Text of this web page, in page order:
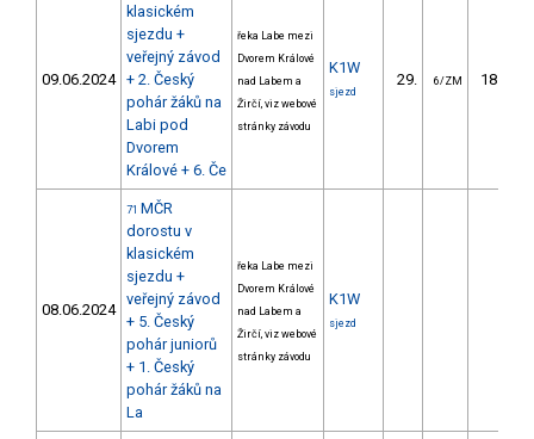
09.06.2024
klasickém
sjezdu +
veřejný závod
+ 2. Český
pohár žáků na
Labi pod
Dvorem
Králové + 6. Če
řeka Labe mezi
Dvorem Králové
nad Labem a
Žirčí, viz webové
stránky závodu
K1W
sjezd
29. 6/ZM 185.98
08.06.2024
71 MČR
dorostu v
klasickém
sjezdu +
veřejný závod
+ 5. Český
pohár juniorů
+ 1. Český
pohár žáků na
La
řeka Labe mezi
Dvorem Králové
nad Labem a
Žirčí, viz webové
stránky závodu
K1W
sjezd